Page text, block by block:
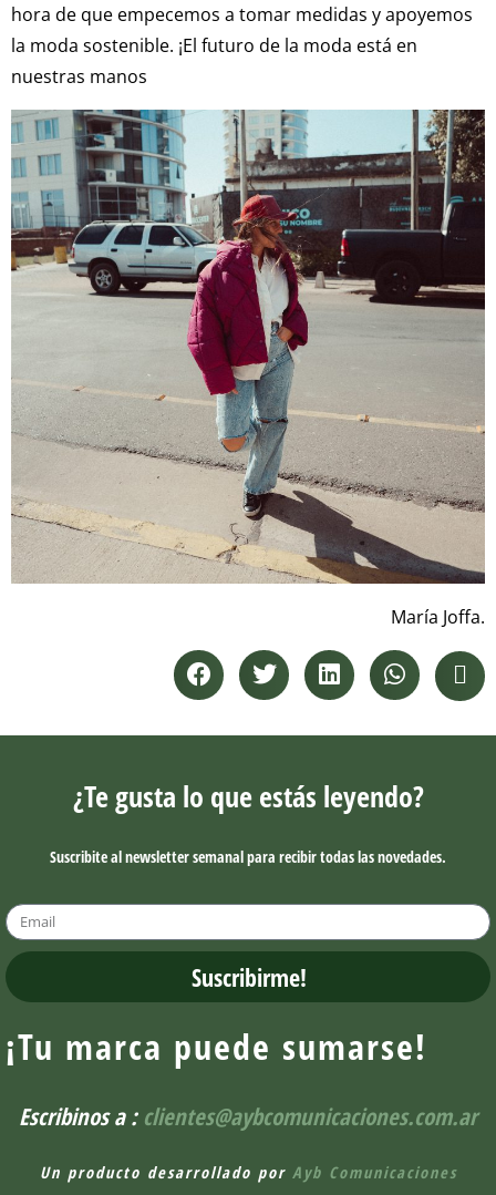
hora de que empecemos a tomar medidas y apoyemos
la moda sostenible. ¡El futuro de la moda está en
nuestras manos
María Joffa.
¿Te gusta lo que estás leyendo?
Suscribite al newsletter semanal para recibir todas las novedades.
Suscribirme!
¡Tu marca puede sumarse!
Escribinos a : clientes@aybcomunicaciones.com.ar
Un producto desarrollado por Ayb Comunicaciones